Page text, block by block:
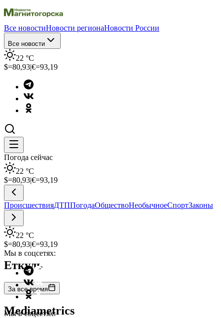
Все новостиНовости регионаНовости России
Все новости
22 °C
$=80,93|€=93,19
Погода сейчас
22 °C
$=80,93|€=93,19
ПроисшествияДТППогодаОбществоНеобычноеСпортЗаконы
22 °C
$=80,93|€=93,19
Мы в соцсетях:
Мы в соцсетях:
Еткуль
За все время
Mediametrics